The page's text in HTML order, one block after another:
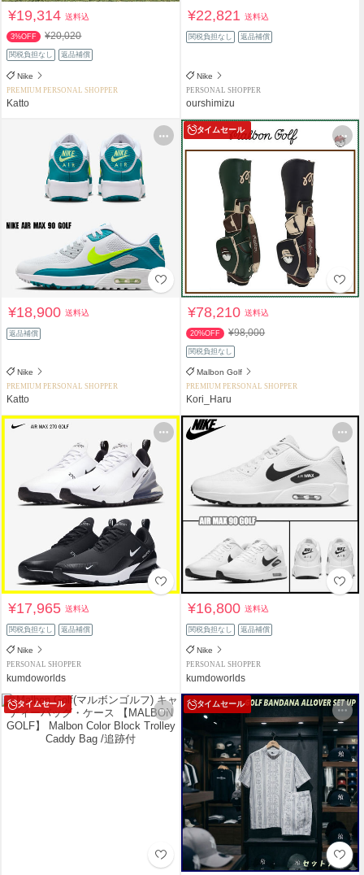
¥19,314送料込
3%OFF ¥20,020
関税負担なし 返品補償
Nike
PREMIUM PERSONAL SHOPPER
Katto
¥22,821送料込
関税負担なし 返品補償
Nike
PERSONAL SHOPPER
ourshimizu
¥18,900送料込
返品補償
Nike
PREMIUM PERSONAL SHOPPER
Katto
タイムセール
¥78,210送料込
20%OFF ¥98,000
関税負担なし
Malbon Golf
PREMIUM PERSONAL SHOPPER
Kori_Haru
¥17,965送料込
関税負担なし 返品補償
Nike
PERSONAL SHOPPER
kumdoworlds
¥16,800送料込
関税負担なし 返品補償
Nike
PERSONAL SHOPPER
kumdoworlds
タイムセール タイムセール